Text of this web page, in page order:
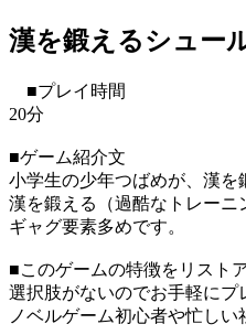
漢を鍛えるシュー
■プレイ時間
20分
■ゲーム紹介文
小学生の少年つばめが、漢
漢を鍛える（過酷なトレーニ
ギャグ要素多めです。
■このゲームの特徴をリスト
選択肢がないのでお手軽にプ
ノベルゲーム初心者や忙しい